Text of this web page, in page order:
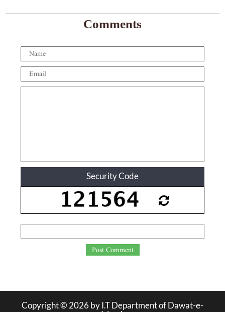
Comments
Security Code
Post Comment
Copyright © 2026 by I.T Department of Dawat-e-